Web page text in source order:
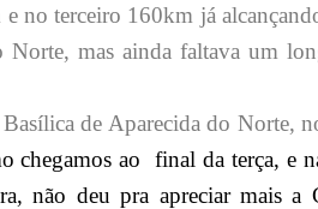
no terceiro 160km já
Norte, mas ainda faltava um
de Aparecida do Norte,
chegamos ao
final da terça, e
não deu pra apreciar mais a